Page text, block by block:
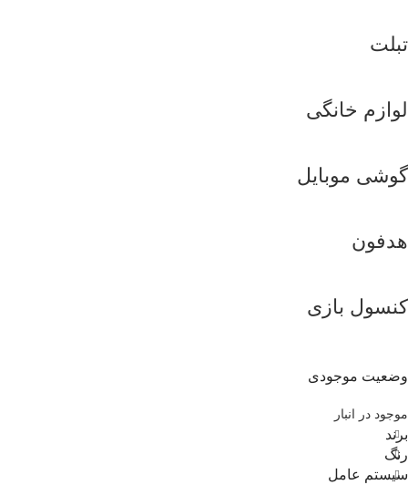
تبلت
لوازم خانگی
گوشی موبایل
هدفون
کنسول بازی
وضعیت موجودی
موجود در انبار
برند
رنگ
سیستم عامل